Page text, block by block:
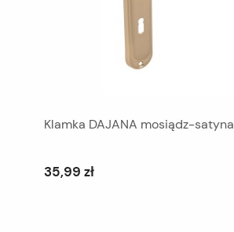
Klamka DAJANA mosiądz-satyna
35,99 zł